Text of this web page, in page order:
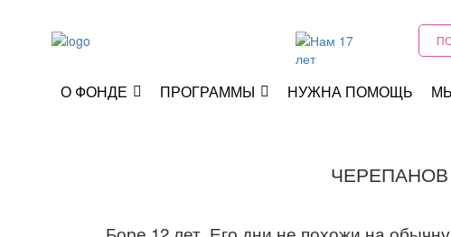
О ФОНДЕ ПРОГРАММЫ НУЖНА ПОМОЩЬ